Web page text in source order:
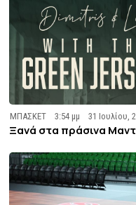
ΜΠΑΣΚΕΤ 3:54 μμ 31 Ιουλίου,
Ξανά στα πράσινα